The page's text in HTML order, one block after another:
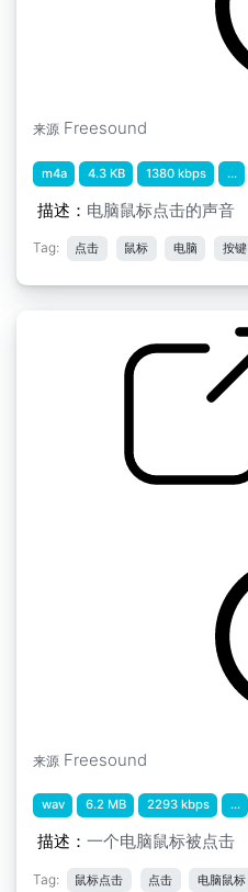
来源 Freesound
m4a 4.3 KB 1380 kbps ...
描述： 电脑鼠标点击的声音
Tag: 点击 鼠标 电脑 按键
来源 Freesound
wav 6.2 MB 2293 kbps ...
描述： 一个电脑鼠标被点击
Tag: 鼠标点击 点击 电脑鼠标